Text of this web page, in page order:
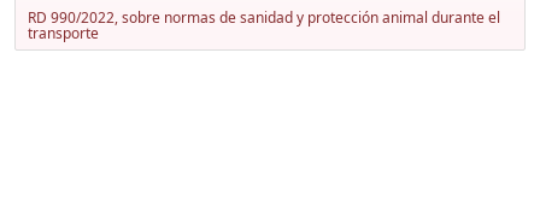
RD 990/2022, sobre normas de sanidad y protección animal durante el
transporte